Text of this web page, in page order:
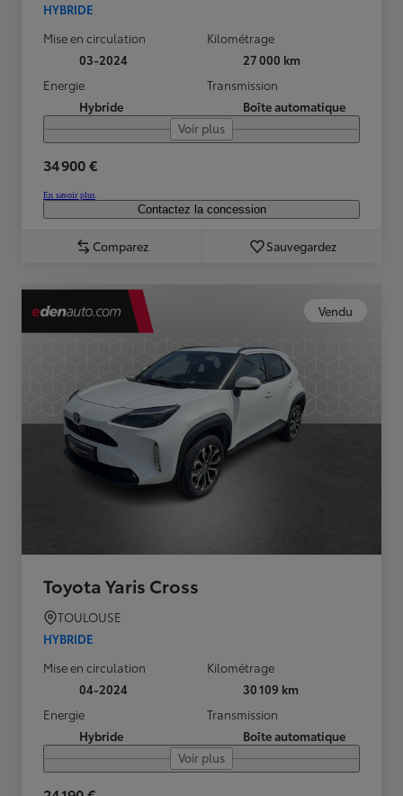
HYBRIDE
Mise en circulation
03-2024
Kilométrage
27 000 km
Energie
Hybride
Transmission
Boîte automatique
Voir plus
34 900 €
En savoir plus
Contactez la concession
Comparez Sauvegardez
Vendu
Toyota Yaris Cross
TOULOUSE
HYBRIDE
Mise en circulation
04-2024
Kilométrage
30 109 km
Energie
Hybride
Transmission
Boîte automatique
Voir plus